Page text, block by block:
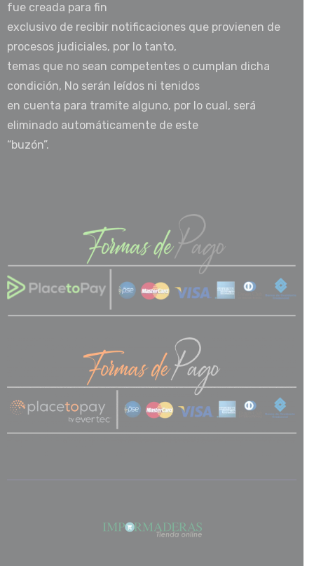
fue creada para fin
exclusivo de recibir notificaciones que provienen de
procesos judiciales, por lo tanto,
temas que no sean competentes o cumplan dicha
condición, No serán leídos ni tenidos
en cuenta para tramite alguno, por lo cual, será
eliminado automáticamente de este
“buzón”.